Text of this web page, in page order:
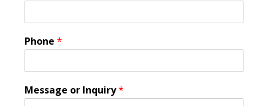
Phone *
Message or Inquiry*